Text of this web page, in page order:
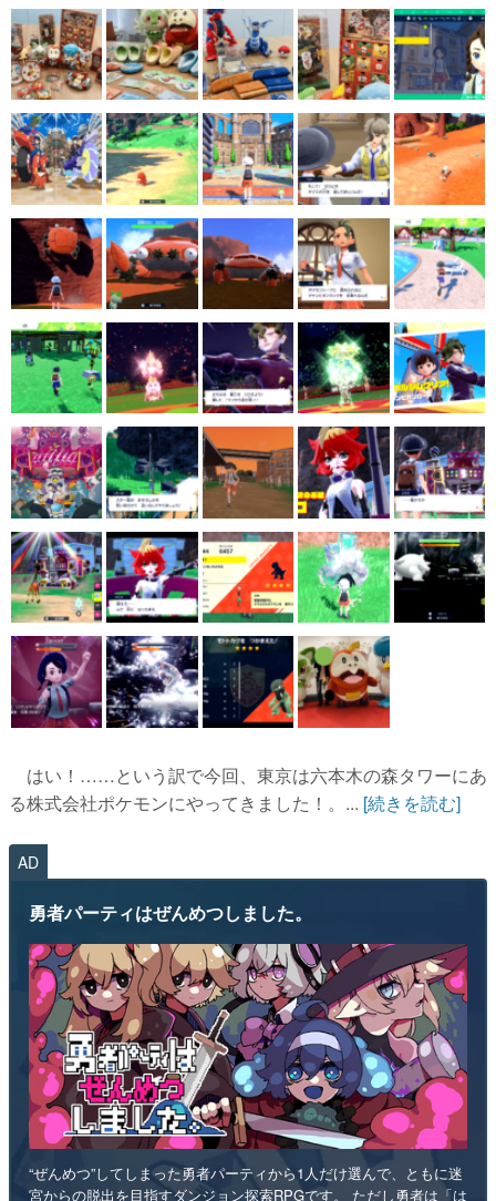
はい！……という訳で今回、東京は六本木の森タワーにあ
る株式会社ポケモンにやってきました！。... [続きを読む]
AD
勇者パーティはぜんめつしました。
“ぜんめつ”してしまった勇者パーティから1人だけ選んで、ともに迷
宮からの脱出を目指すダンジョン探索RPGです。 ただし勇者は「は